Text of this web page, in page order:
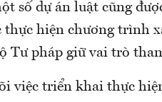
số dự án luật cũng
thực hiện chương trình
Tư pháp giữ vai trò
việc triển khai thực